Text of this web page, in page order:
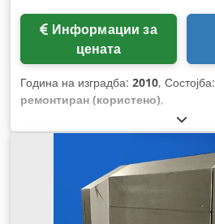
цената
Година на изградба: 2010, Состојба:
ремонтиран (користено),